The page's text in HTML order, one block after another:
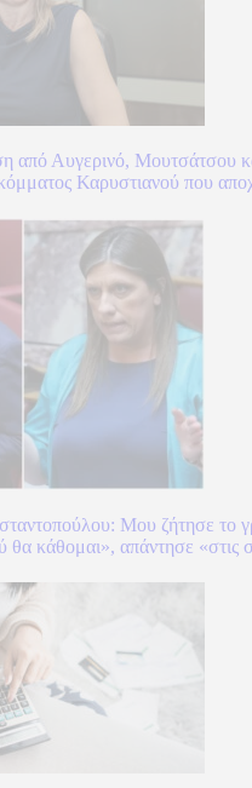
από Αυγερινό, Μουτσάτσου
Καρυστιανού που
Μου ζήτησε το
κάθομαι», απάντησε «στις